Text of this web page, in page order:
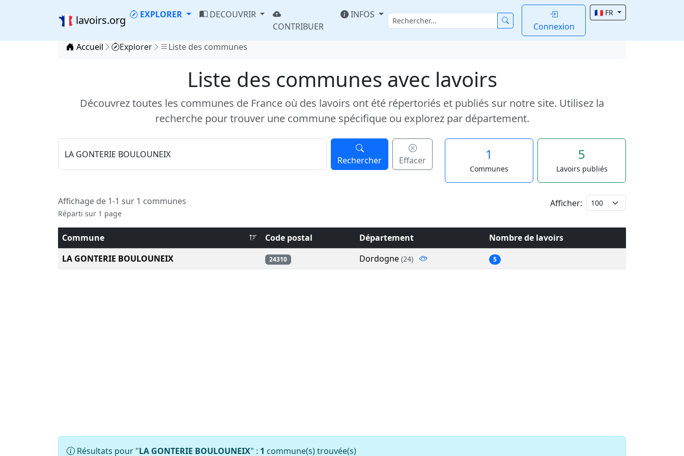
lavoirs.org EXPLORER
DECOUVRIR
CONTRIBUER
INFOS
Connexion
🇫🇷 FR
Accueil Explorer Liste des communes
Liste des communes avec lavoirs
Découvrez toutes les communes de France où des lavoirs ont été répertoriés et publiés sur notre site. Utilisez la
recherche pour trouver une commune spécifique ou explorez par département.
Rechercher Effacer 1
Communes
5
Lavoirs publiés
Affichage de 1-1 sur 1 communes
Réparti sur 1 page
Afficher:
Commune Code postal Département
Nombre de lavoirs
LA GONTERIE BOULOUNEIX
24310 Dordogne (24) 5
Résultats pour "LA GONTERIE BOULOUNEIX" : 1 commune(s) trouvée(s)